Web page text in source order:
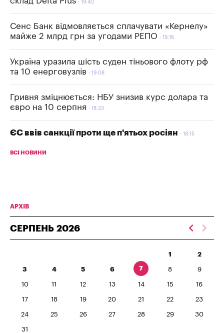
19:40
Сенс Банк відмовляється сплачувати «Кернелу»
майже 2 млрд грн за угодами РЕПО
19:16
Україна уразила шість суден тіньового флоту рф
та 10 енерговузлів
19:08
Гривня зміцнюється: НБУ знизив курс долара та
євро на 10 серпня
18:33
ЄС ввів санкції проти ще п'ятьох росіян 18:15
ВСІ НОВИНИ
АРХІВ
СЕРПЕНЬ 2026
1 2
3 4 5 6 7 8 9
10 11 12 13 14 15 16
17 18 19 20 21 22 23
24 25 26 27 28 29 30
31